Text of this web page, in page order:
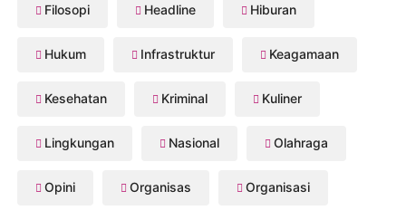
Filosopi Headline Hiburan
Hukum Infrastruktur Keagamaan
Kesehatan Kriminal Kuliner
Lingkungan Nasional Olahraga
Opini Organisas Organisasi